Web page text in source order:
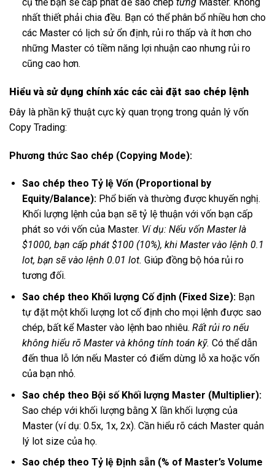
nhất thiết phải chia đều. Bạn có thể phân bổ nhiều hơn cho
các Master có lịch sử ổn định, rủi ro thấp và ít hơn cho
những Master có tiềm năng lợi nhuận cao nhưng rủi ro
cũng cao hơn.
Hiểu và sử dụng chính xác các cài đặt sao chép lệnh
Đây là phần kỹ thuật cực kỳ quan trọng trong quản lý vốn
Copy Trading:
Phương thức Sao chép (Copying Mode):
Sao chép theo Tỷ lệ Vốn (Proportional by
Equity/Balance):Phổ biến và thường được khuyến nghị.
Khối lượng lệnh của bạn sẽ tỷ lệ thuận với vốn bạn cấp
phát so với vốn của Master. Ví dụ: Nếu vốn Master là
$1000, bạn cấp phát $100 (10%), khi Master vào lệnh 0.1
lot, bạn sẽ vào lệnh 0.01 lot. Giúp đồng bộ hóa rủi ro
tương đối.
Sao chép theo Khối lượng Cố định (Fixed Size):Bạn
tự đặt một khối lượng lot cố định cho mọi lệnh được sao
chép, bất kể Master vào lệnh bao nhiêu. Rất rủi ro nếu
không hiểu rõ Master và không tính toán kỹ. Có thể dẫn
đến thua lỗ lớn nếu Master có điểm dừng lỗ xa hoặc vốn
của bạn nhỏ.
Sao chép theo Bội số Khối lượng Master (Multiplier):
Sao chép với khối lượng bằng X lần khối lượng của
Master (ví dụ: 0.5x, 1x, 2x). Cần hiểu rõ cách Master quản
lý lot size của họ.
Sao chép theo Tỷ lệ Định sẵn (% of Master’s Volume